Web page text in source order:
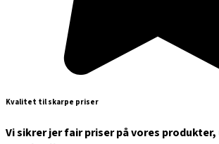
Kvalitet til skarpe priser
Vi sikrer jer fair priser på vores produkter,